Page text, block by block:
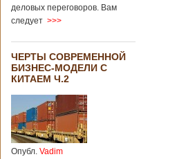
деловых переговоров. Вам
следует >>>
ЧЕРТЫ СОВРЕМЕННОЙ
БИЗНЕС-МОДЕЛИ С
КИТАЕМ Ч.2
Опубл. Vadim